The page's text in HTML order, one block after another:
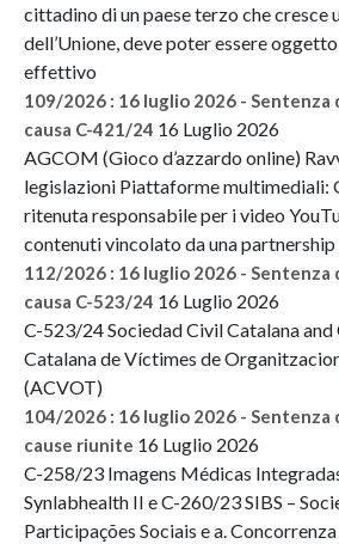
cittadino di un paese terzo che cresce
dell’Unione, deve poter essere
effettivo
109/2026 : 16 luglio 2026 - Sentenza
causa C-421/24 16 Luglio 2026
AGCOM (Gioco d’azzardo online)
legislazioni Piattaforme multimediali:
ritenuta responsabile per i video
contenuti vincolato da una
112/2026 : 16 luglio 2026 - Sentenza
causa C-523/24 16 Luglio 2026
C-523/24 Sociedad Civil Catalana
Catalana de Víctimes de
(ACVOT)
104/2026 : 16 luglio 2026 - Sentenza
cause riunite 16 Luglio 2026
C-258/23 Imagens Médicas
Synlabhealth II e C-260/23 SIBS –
Participações Sociais e a.